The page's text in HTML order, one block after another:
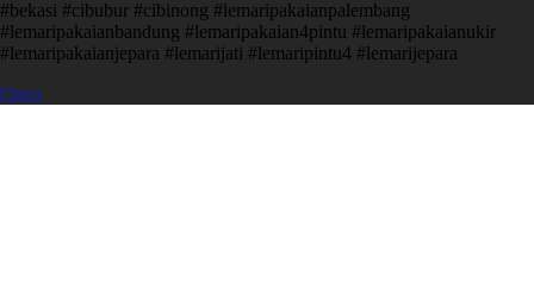
#bekasi #cibubur #cibinong #lemaripakaianpalembang
#lemaripakaianbandung #lemaripakaian4pintu #lemaripakaianukir
#lemaripakaianjepara #lemarijati #lemaripintu4 #lemarijepara
Open